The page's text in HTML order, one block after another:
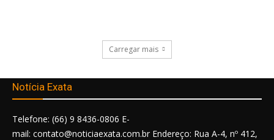
Carregar mais
Notícia Exata
Telefone: (66) 9 8436-0806 E-
mail: contato@noticiaexata.com.br Endereço: Rua A-4, nº 412,